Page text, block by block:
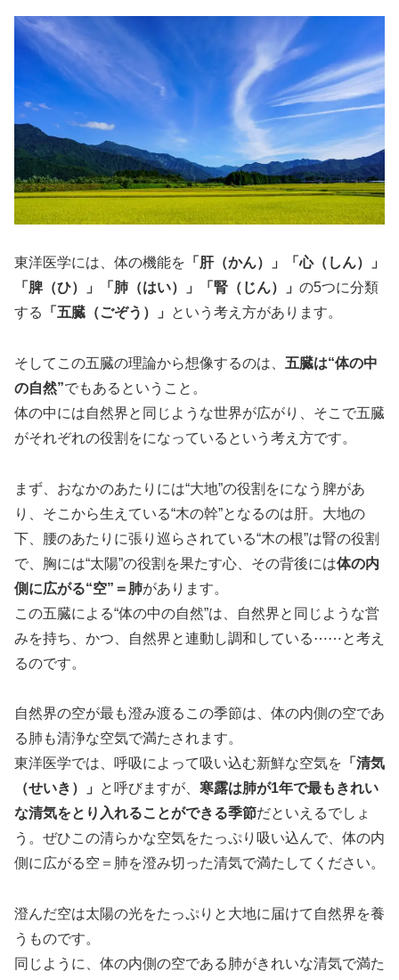
東洋医学には、体の機能を 「肝（かん）」「心（しん）」
「脾（ひ）」「肺（はい）」「腎（じん）」 の5つに分類
する
「五臓（ごぞう）」 という考え方があります。
そしてこの五臓の理論から想像するのは、 五臓は“体の中
の自然”でもあるということ。
体の中には自然界と同じような世界が広がり、そこで五臓
がそれぞれの役割をになっているという考え方です。
まず、おなかのあたりには“大地”の役割をになう脾があ
り、そこから生えている“木の幹”となるのは肝。大地の
下、腰のあたりに張り巡らされている“木の根”は腎の役割
で、胸には“太陽”の役割を果たす心、その背後には体の内
側に広がる“空”＝肺があります。
この五臓による“体の中の自然”は、自然界と同じような営
みを持ち、かつ、自然界と連動し調和している⋯⋯と考え
るのです。
自然界の空が最も澄み渡るこの季節は、体の内側の空であ
る肺も清浄な空気で満たされます。
東洋医学では、呼吸によって吸い込む新鮮な空気を 「清気
（せいき）」
と呼びますが、 寒露は肺が1年で最もきれい
な清気をとり入れることができる季節だといえるでしょ
う。ぜひこの清らかな空気をたっぷり吸い込んで、体の内
側に広がる空＝肺を澄み切った清気で満たしてください。
澄んだ空は太陽の光をたっぷりと大地に届けて自然界を養
うものです。
同じように、体の内側の空である肺がきれいな清気で満た